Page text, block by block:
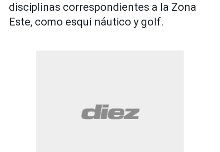
disciplinas correspondientes a la Zona
Este, como esquí náutico y golf.